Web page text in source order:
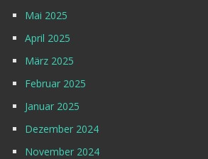
Mai 2025
April 2025
März 2025
Februar 2025
Januar 2025
Dezember 2024
November 2024